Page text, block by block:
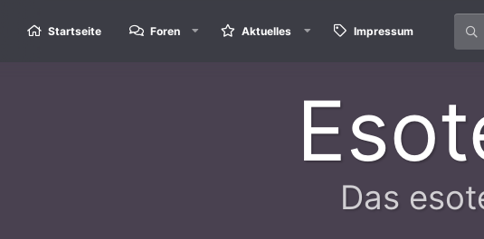
Startseite Foren Aktuelles Impressum
Das